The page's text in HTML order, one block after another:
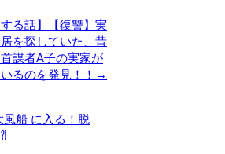
する話】【復讐】実
を探していた、昔
謀者A子の実家が
るのを発見！！→
風船 に入る！脱